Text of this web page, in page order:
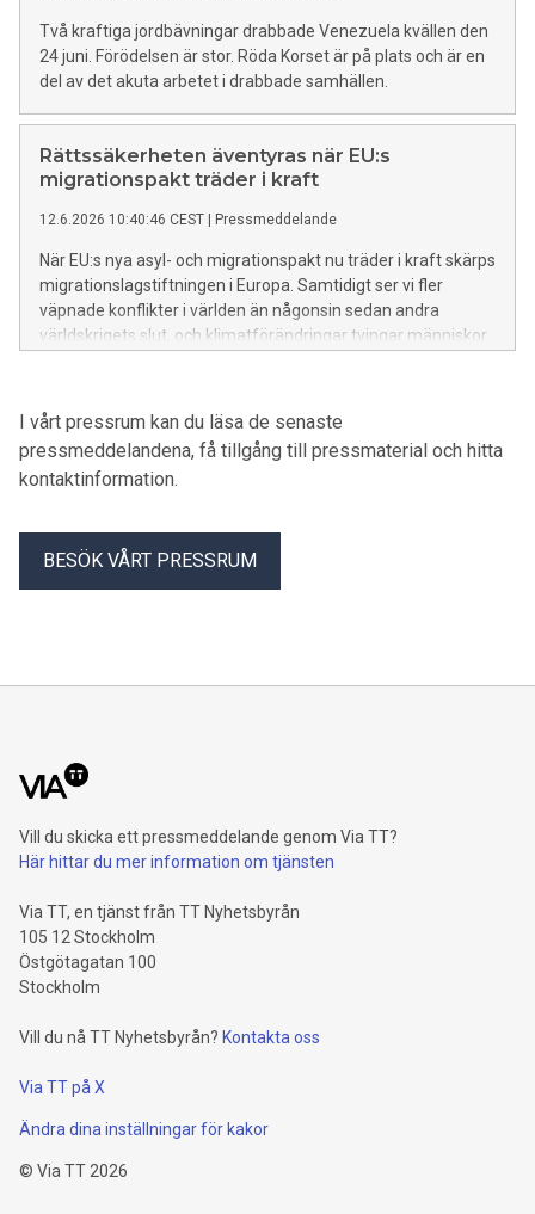
Två kraftiga jordbävningar drabbade Venezuela kvällen den
24 juni. Förödelsen är stor. Röda Korset är på plats och är en
del av det akuta arbetet i drabbade samhällen.
Rättssäkerheten äventyras när EU:s
migrationspakt träder i kraft
12.6.2026 10:40:46 CEST Pressmeddelande
När EU:s nya asyl- och migrationspakt nu träder i kraft skärps
migrationslagstiftningen i Europa. Samtidigt ser vi fler
väpnade konflikter i världen än någonsin sedan andra
världskrigets slut, och klimatförändringar tvingar människor
vägar till skydd.
I vårt pressrum kan du läsa de senaste
pressmeddelandena, få tillgång till pressmaterial och hitta
kontaktinformation.
BESÖK VÅRT PRESSRUM
Vill du skicka ett pressmeddelande genom Via TT?
Här hittar du mer information om tjänsten
Via TT, en tjänst från TT Nyhetsbyrån
105 12 Stockholm
Östgötagatan 100
Stockholm
Vill du nå TT Nyhetsbyrån? Kontakta oss
Via TT på X
Ändra dina inställningar för kakor
© Via TT 2026